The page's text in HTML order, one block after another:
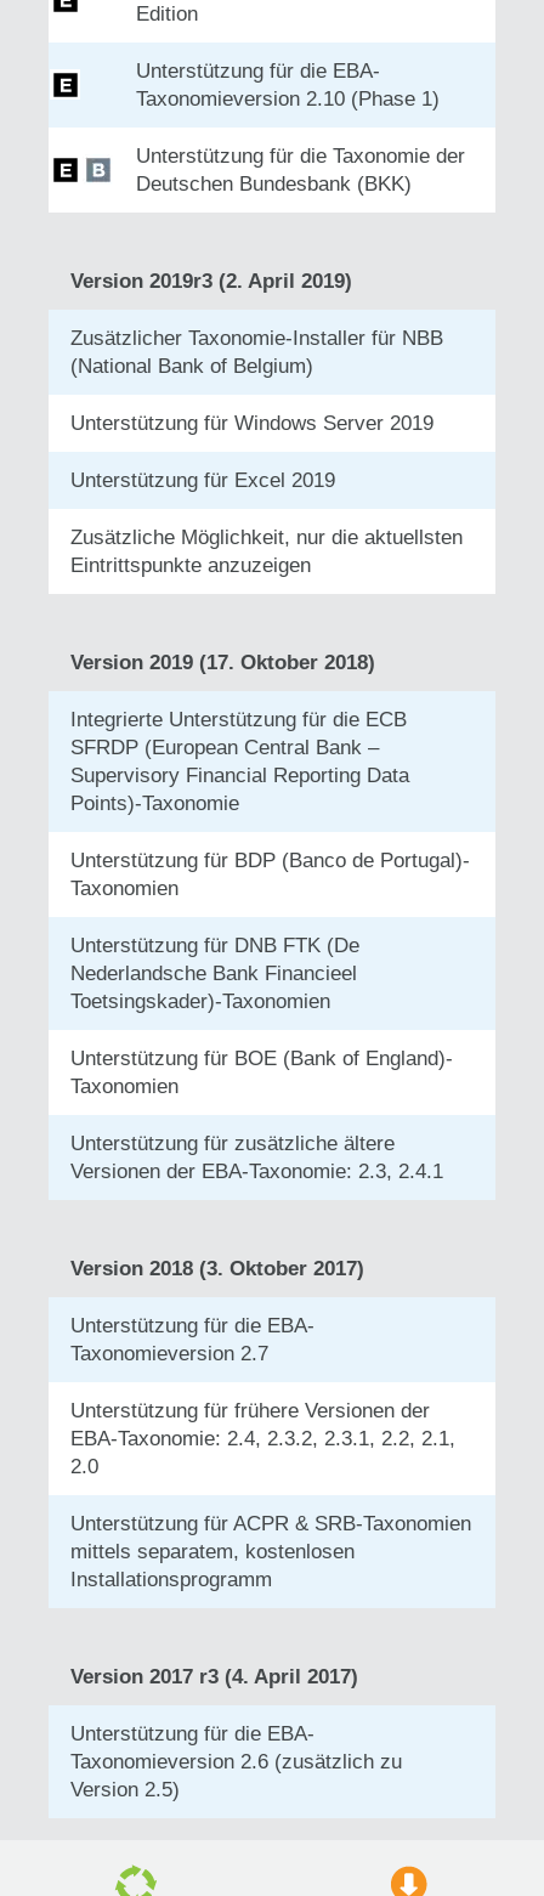
Edition
Unterstützung für die EBA-
Taxonomieversion 2.10 (Phase 1)
Unterstützung für die Taxonomie der
Deutschen Bundesbank (BKK)
Version 2019r3 (2. April 2019)
Zusätzlicher Taxonomie-Installer für NBB
(National Bank of Belgium)
Unterstützung für Windows Server 2019
Unterstützung für Excel 2019
Zusätzliche Möglichkeit, nur die aktuellsten
Eintrittspunkte anzuzeigen
Version 2019 (17. Oktober 2018)
Integrierte Unterstützung für die ECB
SFRDP (European Central Bank –
Supervisory Financial Reporting Data
Points)-Taxonomie
Unterstützung für BDP (Banco de Portugal)-
Taxonomien
Unterstützung für DNB FTK (De
Nederlandsche Bank Financieel
Toetsingskader)-Taxonomien
Unterstützung für BOE (Bank of England)-
Taxonomien
Unterstützung für zusätzliche ältere
Versionen der EBA-Taxonomie: 2.3, 2.4.1
Version 2018 (3. Oktober 2017)
Unterstützung für die EBA-
Taxonomieversion 2.7
Unterstützung für frühere Versionen der
EBA-Taxonomie: 2.4, 2.3.2, 2.3.1, 2.2, 2.1,
2.0
Unterstützung für ACPR & SRB-Taxonomien
mittels separatem, kostenlosen
Installationsprogramm
Version 2017 r3 (4. April 2017)
Unterstützung für die EBA-
Taxonomieversion 2.6 (zusätzlich zu
Version 2.5)